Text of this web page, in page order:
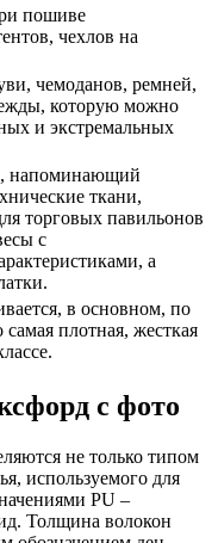
пошиве
чехлов на
чемоданов, ремней,
которую можно
и экстремальных
напоминающий
ткани,
торговых павильонов
с
а
в основном, по
плотная, жесткая
с фото
не только типом
используемого для
PU –
Толщина волокон